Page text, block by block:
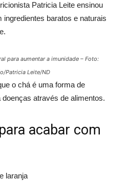
Patricia Leite ensinou
baratos e naturais
para aumentar a imunidade – Foto:
Patricia Leite/ND
o chá é uma forma de
através de alimentos.
acabar com
laranja